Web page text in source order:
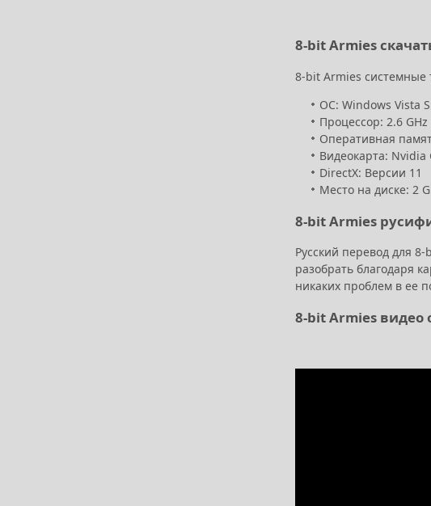
8-bit Armies
8-bit Armies системные
ОС: Windows Vista
Процессор: 2.6
Оперативная
Видеокарта: Nvidia
DirectX: Версии 11
Место на диске: 2
8-bit Armies
Русский перевод для
разобрать благодаря
никаких проблем в ее
8-bit Armies видео